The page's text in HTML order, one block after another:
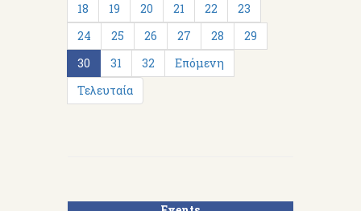
18
19 20 21 22
23
24
25 26 27 28
29
30
31 32
Επόμενη
Τελευταία